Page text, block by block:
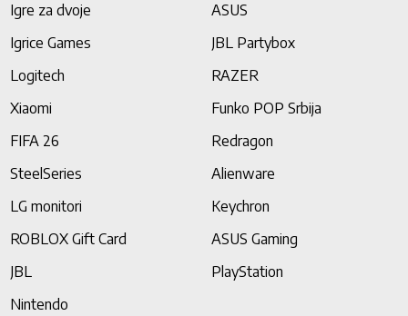
Igre za dvoje
ASUS
Igrice Games
JBL Partybox
Logitech
RAZER
Xiaomi
Funko POP Srbija
FIFA 26
Redragon
SteelSeries
Alienware
LG monitori
Keychron
ROBLOX Gift Card
ASUS Gaming
JBL
PlayStation
Nintendo